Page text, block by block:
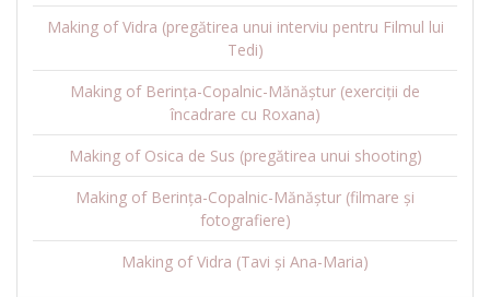
Making of Vidra (pregătirea unui interviu pentru Filmul lui
Tedi)
Making of Berința-Copalnic-Mănăștur (exerciții de
încadrare cu Roxana)
Making of Osica de Sus (pregătirea unui shooting)
Making of Berința-Copalnic-Mănăștur (filmare și
fotografiere)
Making of Vidra (Tavi și Ana-Maria)